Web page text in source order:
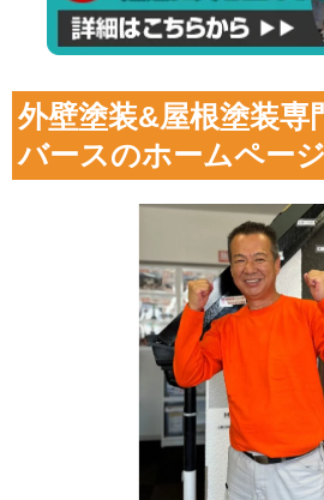
外壁塗装&屋根塗装専
バースのホームペー